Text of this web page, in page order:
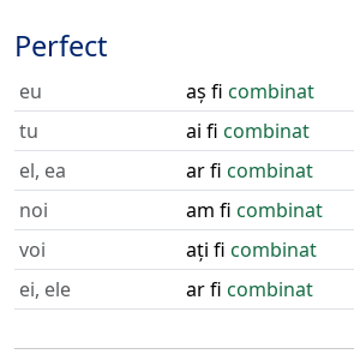
Perfect
eu aș fi combinat
tu
ai fi combinat
el, ea
ar fi combinat
noi
am fi combinat
voi
ați fi combinat
ei, ele
ar fi combinat